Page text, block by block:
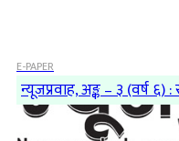
E-PAPER
न्यूजप्रवाह, अङ्क – ३ (वर्ष